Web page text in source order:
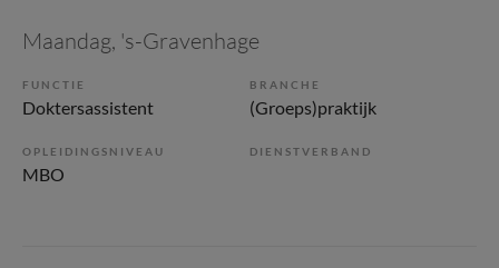
Maandag, 's-Gravenhage
FUNCTIE
Doktersassistent
BRANCHE
(Groeps)praktijk
OPLEIDINGSNIVEAU
MBO
DIENSTVERBAND